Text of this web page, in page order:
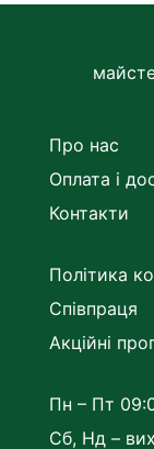
Про нас
Оплата і
Контакти
Політика
Співпраця
Акційні
Пн – Пт
Сб, Нд –